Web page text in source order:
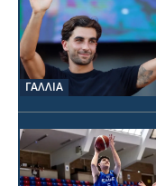
ΓΑΛΛΙΑ